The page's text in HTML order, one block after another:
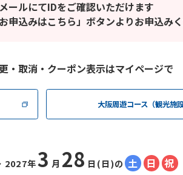
ールにてIDをご確認いただけます
申込みはこちら」ボタンよりお申込み
・取消・クーポン表示はマイページで
大阪周遊コース（観光施
2027年3 月 28 日(日)の 土 日 祝